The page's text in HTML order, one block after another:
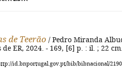
de Teerão / Pedro Miranda
ER, 2024. - 169, [6] p. : il. ; 22
id.bnportugal.gov.pt/bib/bibnacional/